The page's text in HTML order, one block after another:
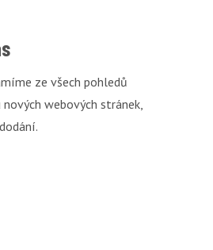
ze všech pohledů
webových stránek,